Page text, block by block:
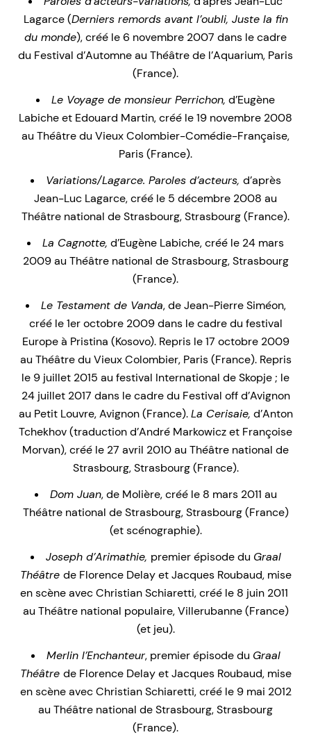
Lagarce (Derniers remords avant l’oubli, Juste la fin
du monde), créé le 6 novembre 2007 dans le cadre
du Festival d’Automne au Théâtre de l’Aquarium, Paris
(France).
Le Voyage de monsieur Perrichon, d’Eugène
Labiche et Edouard Martin, créé le 19 novembre 2008
au Théâtre du Vieux Colombier-Comédie-Française,
Paris (France).
Variations/Lagarce. Paroles d’acteurs, d’après
Jean-Luc Lagarce, créé le 5 décembre 2008 au
Théâtre national de Strasbourg, Strasbourg (France).
La Cagnotte, d’Eugène Labiche, créé le 24 mars
2009 au Théâtre national de Strasbourg, Strasbourg
(France).
Le Testament de Vanda, de Jean-Pierre Siméon,
créé le 1er octobre 2009 dans le cadre du festival
Europe à Pristina (Kosovo). Repris le 17 octobre 2009
au Théâtre du Vieux Colombier, Paris (France). Repris
le 9 juillet 2015 au festival International de Skopje ; le
24 juillet 2017 dans le cadre du Festival off d’Avignon
au Petit Louvre, Avignon (France).La Cerisaie, d’Anton
Tchekhov (traduction d’André Markowicz et Françoise
Morvan), créé le 27 avril 2010 au Théâtre national de
Strasbourg, Strasbourg (France).
Dom Juan, de Molière, créé le 8 mars 2011 au
Théâtre national de Strasbourg, Strasbourg (France)
(et scénographie).
Joseph d’Arimathie, premier épisode du Graal
Théâtre de Florence Delay et Jacques Roubaud, mise
en scène avec Christian Schiaretti, créé le 8 juin 2011
au Théâtre national populaire, Villerubanne (France)
(et jeu).
Merlin l’Enchanteur, premier épisode du Graal
Théâtre de Florence Delay et Jacques Roubaud, mise
en scène avec Christian Schiaretti, créé le 9 mai 2012
au Théâtre national de Strasbourg, Strasbourg
(France).